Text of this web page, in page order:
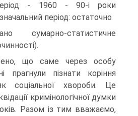
- 1960 - 90-і роки
період: остаточно
сумарно-статистичне
що саме через особу
прагнули пізнати коріння
соціальної хвороби. Це
кримінологічної думки
Разом із тим вважаємо,